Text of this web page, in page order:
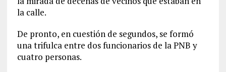
la calle.
De pronto, en cuestión de segundos, se formó
una trifulca entre dos funcionarios de la PNB y
cuatro personas.